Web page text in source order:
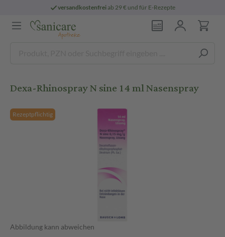
versandkostenfreiab 29 € und für E-Rezepte
Dexa-Rhinospray N sine 14 ml Nasenspray
Rezeptpflichtig
Abbildung kann abweichen